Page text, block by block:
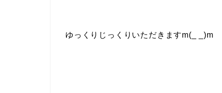
ゆっくりじっくりいただきますm(_ _)m